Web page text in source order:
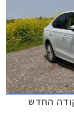
החדש